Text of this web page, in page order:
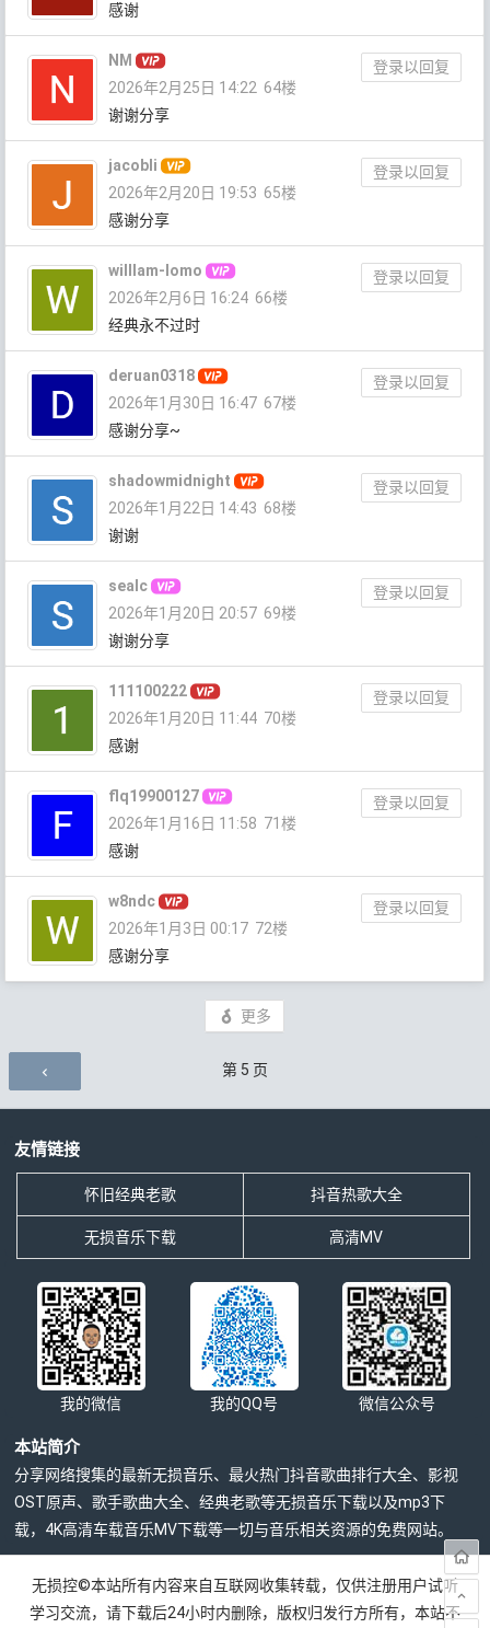
感谢
NM
登录以回复
2026年2月25日 14:22 64楼
谢谢分享
jacobli
登录以回复
2026年2月20日 19:53 65楼
感谢分享
willlam-lomo
登录以回复
2026年2月6日 16:24 66楼
经典永不过时
deruan0318
登录以回复
2026年1月30日 16:47 67楼
感谢分享~
shadowmidnight
登录以回复
2026年1月22日 14:43 68楼
谢谢
sealc
登录以回复
2026年1月20日 20:57 69楼
谢谢分享
111100222
登录以回复
2026年1月20日 11:44 70楼
感谢
flq19900127
登录以回复
2026年1月16日 11:58 71楼
感谢
w8ndc
登录以回复
2026年1月3日 00:17 72楼
感谢分享
更多
评论导航 第 5 页
友情链接
怀旧经典老歌 抖音热歌大全
无损音乐下载 高清MV
我的微信 我的QQ号 微信公众号
本站简介
分享网络搜集的最新无损音乐、最火热门抖音歌曲排行大全、影视
OST原声、歌手歌曲大全、经典老歌等无损音乐下载以及mp3下
载，4K高清车载音乐MV下载等一切与音乐相关资源的免费网站。
无损控©本站所有内容来自互联网收集转载，仅供注册用户试听
学习交流，请下载后24小时内删除，版权归发行方所有，本站不